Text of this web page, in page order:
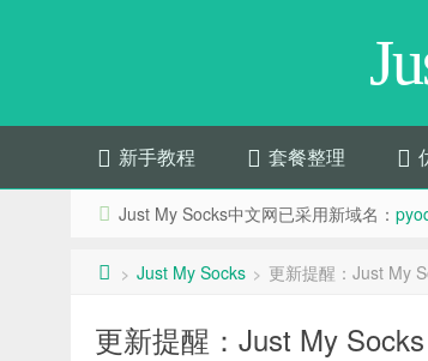
新手教程 套餐整理
Just My Socks中文网已采用新域名：
> Just My Socks > 更新提醒：Just My
更新提醒：Just My